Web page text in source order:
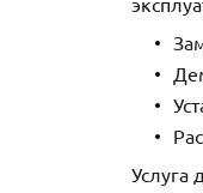
Услуга